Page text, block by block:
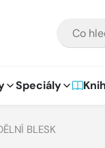
Speciály
BLESK